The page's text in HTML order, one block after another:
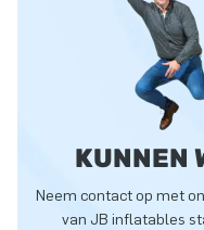
KUNNEN
Neem contact op met
van JB inflatables